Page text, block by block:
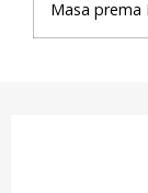
Masa prema